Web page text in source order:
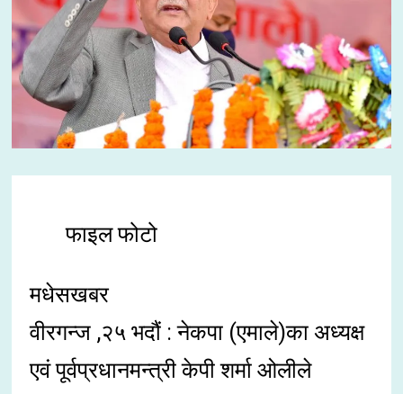
फाइल फोटो
मधेसखबर
वीरगन्ज ,२५ भदौं : नेकपा (एमाले)का अध्यक्ष
एवं पूर्वप्रधानमन्त्री केपी शर्मा ओलीले